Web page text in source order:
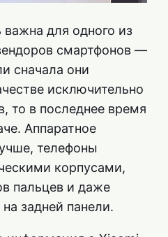
для одного из
смартфонов —
сначала они
исключительно
то в последнее время
Аппаратное
телефоны
корпусами,
пальцев и даже
задней панели.